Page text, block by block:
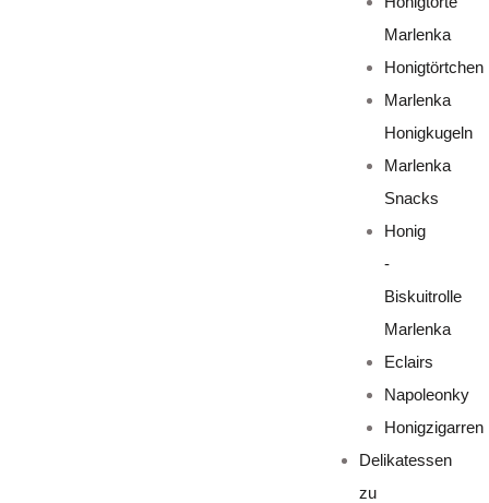
Marlenka
Honigtörtchen
Marlenka
Honigkugeln
Marlenka
Snacks
Honig
-
Biskuitrolle
Marlenka
Eclairs
Napoleonky
Honigzigarren
Delikatessen
zu